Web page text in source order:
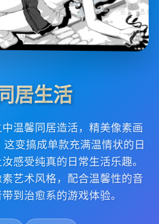
居生活
温馨同居造活，精美像素画
变搞成单款充满温情状的日
感受纯真的日常生活乐趣。
艺术风格，配合温馨性的音
到治愈系的游戏体验。